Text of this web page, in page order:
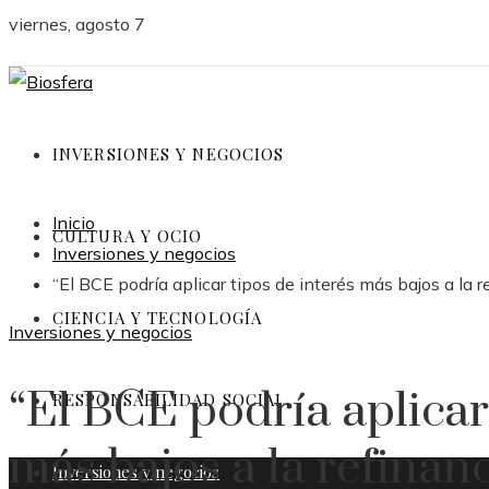
viernes, agosto 7
INVERSIONES Y NEGOCIOS
CULTURA Y OCIO
CIENCIA Y TECNOLOGÍA
RESPONSABILIDAD SOCIAL
Inversiones y negocios
Inicio
Inversiones y negocios
“El BCE podría aplicar tipos de interés más bajos a
Inversiones y negocios
“El BCE podría
más bajos a la